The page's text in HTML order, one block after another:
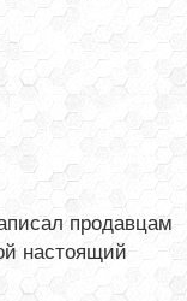
продавцам
настоящий